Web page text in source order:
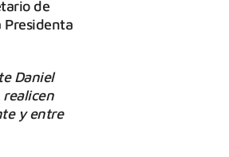
de
Presidenta
Daniel
realicen
y entre